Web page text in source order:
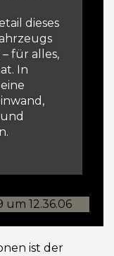
dieses
für alles,
In
ist der